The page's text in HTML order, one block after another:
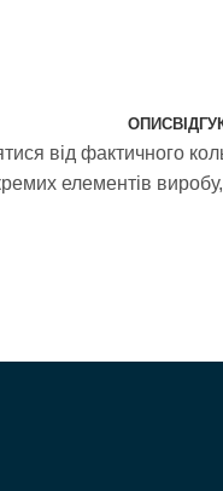
ОПИС
від фактичного
елементів